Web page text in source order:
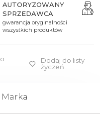
349 zł
AUTORYZOWANY
SPRZEDAWCA
gwarancja oryginalności
wszystkich produktów
Dodaj do listy
życzeń
Marka